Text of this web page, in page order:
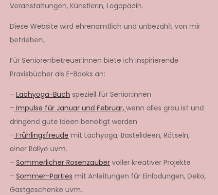
Veranstaltungen, Künstlerin, Logopädin.
Diese Website wird ehrenamtlich und unbezahlt von mir
betrieben.
Für Seniorenbetreuer:innen biete ich inspirierende
Praxisbücher als E-Books an:
– Lachyoga-Buch speziell für Senior:innen
– Impulse für Januar und Februar, wenn alles grau ist und
dringend gute Ideen benötigt werden
– Frühlingsfreude mit Lachyoga, Bastelideen, Rätseln,
einer Rallye uvm.
– Sommerlicher Rosenzauber voller kreativer Projekte
– Sommer-Parties mit Anleitungen für Einladungen, Deko,
Gastgeschenke uvm.